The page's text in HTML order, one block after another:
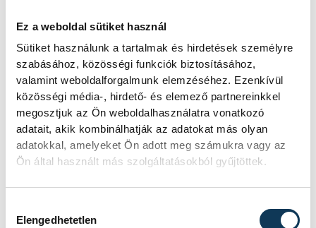
Ez a weboldal sütiket használ
Sütiket használunk a tartalmak és hirdetések személyre
szabásához, közösségi funkciók biztosításához,
valamint weboldalforgalmunk elemzéséhez. Ezenkívül
közösségi média-, hirdető- és elemező partnereinkkel
megosztjuk az Ön weboldalhasználatra vonatkozó
adatait, akik kombinálhatják az adatokat más olyan
adatokkal, amelyeket Ön adott meg számukra vagy az
Ön által használt más szolgáltatásokból gyűjtöttek.
Elengedhetetlen
SZERZŐ
vehir.hu